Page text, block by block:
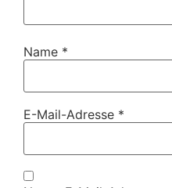
Name *
E-Mail-Adresse *